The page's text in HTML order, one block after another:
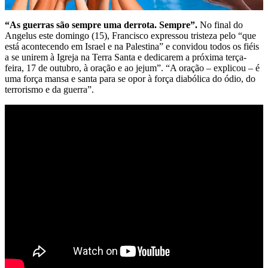
“As guerras são sempre uma derrota. Sempre”. No final do
Angelus este domingo (15), Francisco expressou tristeza pelo “que
está acontecendo em Israel e na Palestina” e convidou todos os fiéis
a se unirem à Igreja na Terra Santa e dedicarem a próxima terça-
feira, 17 de outubro, à oração e ao jejum”. “A oração – explicou – é
uma força mansa e santa para se opor à força diabólica do ódio, do
terrorismo e da guerra”.